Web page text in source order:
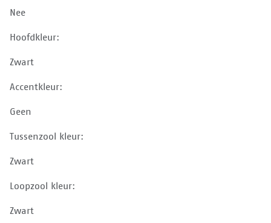
Nee
Hoofdkleur:
Zwart
Accentkleur:
Geen
Tussenzool kleur:
Zwart
Loopzool kleur:
Zwart